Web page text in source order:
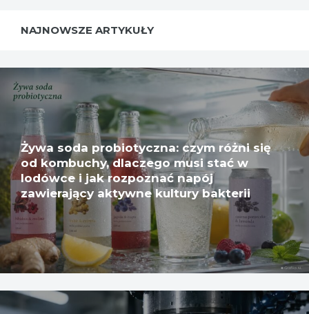
NAJNOWSZE ARTYKUŁY
Żywa soda probiotyczna: czym różni się
od kombuchy, dlaczego musi stać w
lodówce i jak rozpoznać napój
zawierający aktywne kultury bakterii